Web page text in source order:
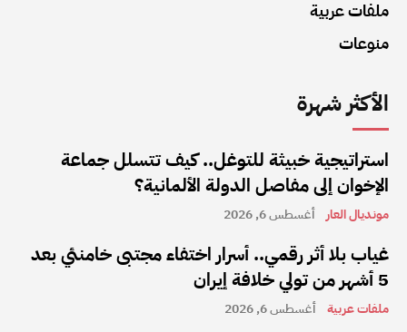
ملفات عربية
منوعات
الأكثر شهرة
استراتيجية خبيثة للتوغل.. كيف تتسلل جماعة
الإخوان إلى مفاصل الدولة الألمانية؟
مونديال العار أغسطس 6, 2026
غياب بلا أثر رقمي.. أسرار اختفاء مجتبى خامنئي بعد
5 أشهر من تولي خلافة إيران
ملفات عربية أغسطس 6, 2026